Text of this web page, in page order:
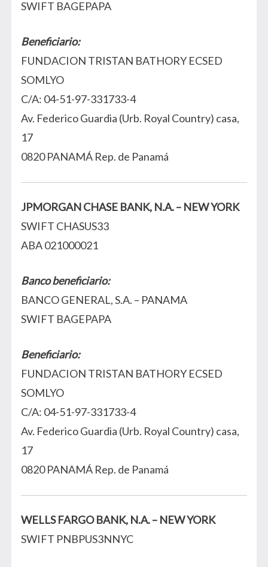
SWIFT BAGEPAPA
Beneficiario:
FUNDACION TRISTAN BATHORY ECSED
SOMLYO
C/A: 04-51-97-331733-4
Av. Federico Guardia (Urb. Royal Country) casa,
17
0820 PANAMÁ Rep. de Panamá
JPMORGAN CHASE BANK, N.A. – NEW YORK
SWIFT CHASUS33
ABA 021000021
Banco beneficiario:
BANCO GENERAL, S.A. – PANAMA
SWIFT BAGEPAPA
Beneficiario:
FUNDACION TRISTAN BATHORY ECSED
SOMLYO
C/A: 04-51-97-331733-4
Av. Federico Guardia (Urb. Royal Country) casa,
17
0820 PANAMÁ Rep. de Panamá
WELLS FARGO BANK, N.A. – NEW YORK
SWIFT PNBPUS3NNYC